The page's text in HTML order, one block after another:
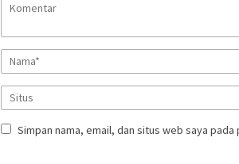
Simpan nama, email, dan situs web saya